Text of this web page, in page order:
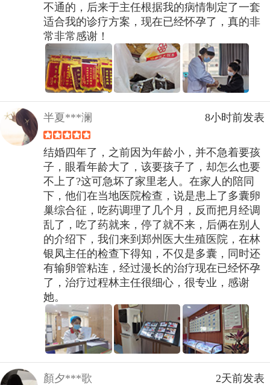
不通的，后来于主任根据我的病情制定了一套
适合我的诊疗方案，现在已经怀孕了，真的非
常非常感谢！
半夏***澜 8小时前发表
结婚四年了，之前因为年龄小，并不急着要孩
子，眼看年龄大了，该要孩子了，却怎么也要
不上了?这可急坏了家里老人。在家人的陪同
下，他们在当地医院检查，说是患上了多囊卵
巢综合征，吃药调理了几个月，反而把月经调
乱了，吃了药就来，停了就不来，后俩在别人
的介绍下，我们来到郑州医大生殖医院，在林
银凤主任的检查下得知，不仅是多囊，同时还
有输卵管粘连，经过漫长的治疗现在已经怀孕
了，治疗过程林主任很细心，很专业，感谢
她。
顏夕***歌 2天前发表